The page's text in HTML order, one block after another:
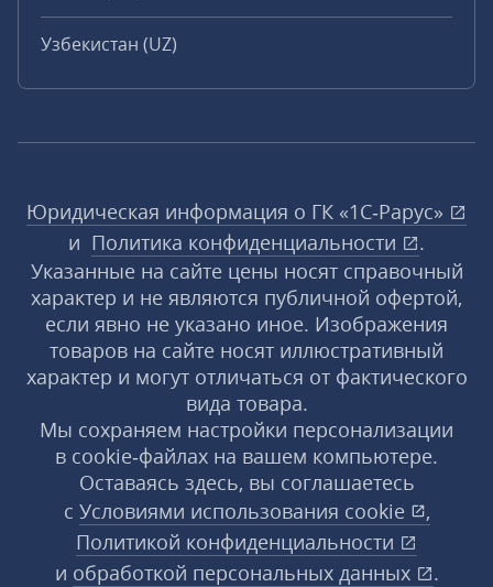
Узбекистан (UZ)
Юридическая информация о ГК «1С‑Рарус»
и Политика конфиденциальности
.
Указанные на сайте цены носят справочный
характер и не являются публичной офертой,
если явно не указано иное. Изображения
товаров на сайте носят иллюстративный
характер и могут отличаться от фактического
вида товара.
Мы сохраняем настройки персонализации
в cookie‑файлах на вашем компьютере.
Оставаясь здесь, вы соглашаетесь
с Условиями использования cookie
,
Политикой конфиденциальности
и обработкой персональных данных
.